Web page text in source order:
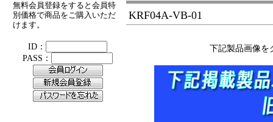
無料会員登録をすると会員特
別価格で商品をご購入いただ
けます。
KRF04A-VB-01
下記製品画像を